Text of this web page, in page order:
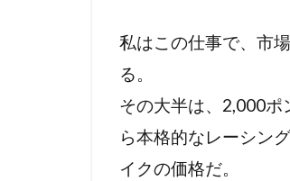
プレ
とめ
私はこの仕事で、市
る。
その大半は、2,000
ら本格的なレーシン
イクの価格だ。